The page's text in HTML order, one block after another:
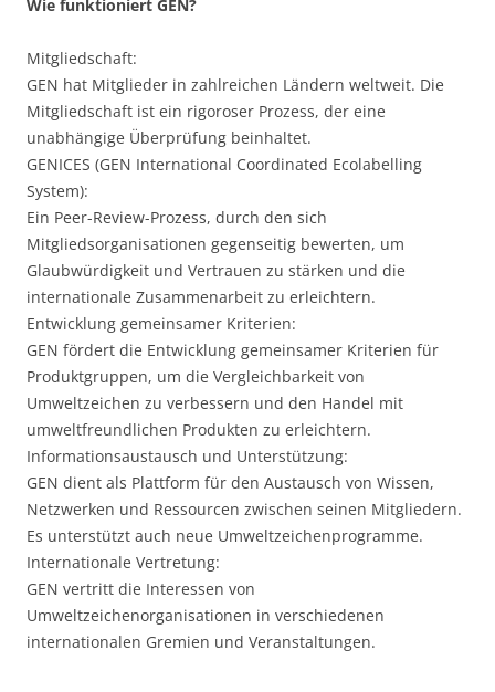
Wie funktioniert GEN?
Mitgliedschaft:
GEN hat Mitglieder in zahlreichen Ländern weltweit. Die
Mitgliedschaft ist ein rigoroser Prozess, der eine
unabhängige Überprüfung beinhaltet.
GENICES (GEN International Coordinated Ecolabelling
System):
Ein Peer-Review-Prozess, durch den sich
Mitgliedsorganisationen gegenseitig bewerten, um
Glaubwürdigkeit und Vertrauen zu stärken und die
internationale Zusammenarbeit zu erleichtern.
Entwicklung gemeinsamer Kriterien:
GEN fördert die Entwicklung gemeinsamer Kriterien für
Produktgruppen, um die Vergleichbarkeit von
Umweltzeichen zu verbessern und den Handel mit
umweltfreundlichen Produkten zu erleichtern.
Informationsaustausch und Unterstützung:
GEN dient als Plattform für den Austausch von Wissen,
Netzwerken und Ressourcen zwischen seinen Mitgliedern.
Es unterstützt auch neue Umweltzeichenprogramme.
Internationale Vertretung:
GEN vertritt die Interessen von
Umweltzeichenorganisationen in verschiedenen
internationalen Gremien und Veranstaltungen.